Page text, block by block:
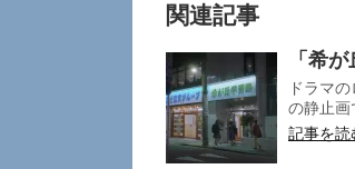
関連記事
「希
ドラマ
の静止画
記事を読